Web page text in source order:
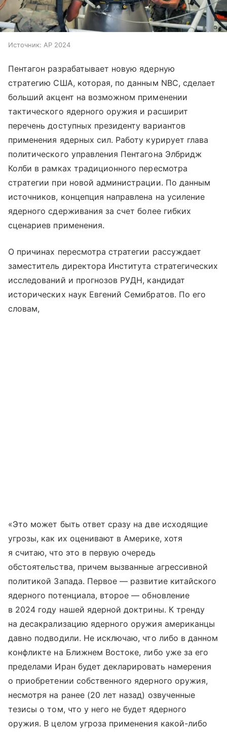
Источник: AP 2024
Пентагон разрабатывает новую ядерную
стратегию США, которая, по данным NBC, сделает
больший акцент на возможном применении
тактического ядерного оружия и расширит
перечень доступных президенту вариантов
применения ядерных сил. Работу курирует глава
политического управления Пентагона Элбридж
Колби в рамках традиционного пересмотра
стратегии при новой администрации. По данным
источников, концепция направлена на усиление
ядерного сдерживания за счет более гибких
сценариев применения.
О причинах пересмотра стратегии рассуждает
заместитель директора Института стратегических
исследований и прогнозов РУДН, кандидат
исторических наук Евгений Семибратов. По его
словам,
«Это может быть ответ сразу на две исходящие
угрозы, как их оценивают в Америке, хотя
я считаю, что это в первую очередь
обстоятельства, причем вызванные агрессивной
политикой Запада. Первое — развитие китайского
ядерного потенциала, второе — обновление
в 2024 году нашей ядерной доктрины. К тренду
на десакрализацию ядерного оружия американцы
давно подводили. Не исключаю, что либо в данном
конфликте на Ближнем Востоке, либо уже за его
пределами Иран будет декларировать намерения
о приобретении собственного ядерного оружия,
несмотря на ранее (20 лет назад) озвученные
тезисы о том, что у него не будет ядерного
оружия. В целом угроза применения какой-либо